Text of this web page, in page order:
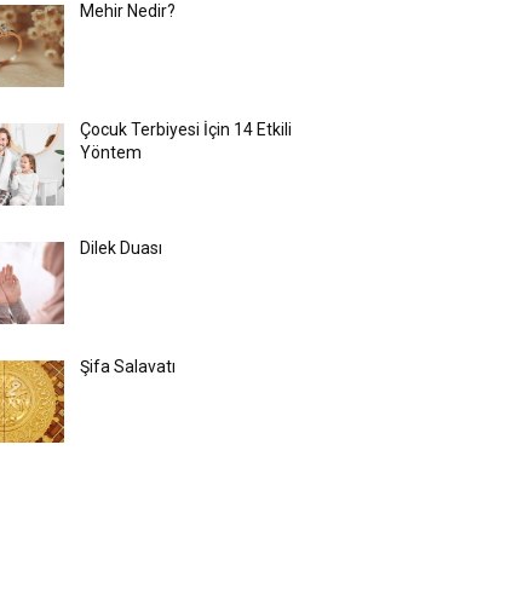
Mehir Nedir?
Çocuk Terbiyesi İçin 14 Etkili
Yöntem
Dilek Duası
Şifa Salavatı